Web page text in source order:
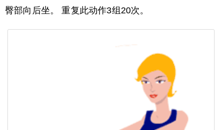
臀部向后坐。 重复此动作3组20次。